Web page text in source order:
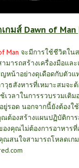
กมส์ Dawn of Man
Man จะมีการใช้ชีวิตใน
มารถสร้างเครื่องมือแล
หน้าอย่างดุเดือดกับตัว
ธสังหารที่เหมาะสมจะ
วลาในการรวบรวมเติม
รอด นอกจากนี้ยังต้องใ
ต้องสร้างแผนปฏิบัติกา
งคุณไม่ต้องการอาหาร
ณสนใจสามารถโหลดเก